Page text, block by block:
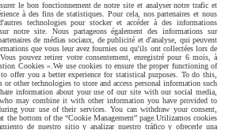
le bon fonctionnement de notre site et analyser notre trafic et
à des fins de statistiques. Pour cela, nos partenaires et nous
technologies pour stocker et accéder à des informations
notre site. Nous partageons également des informations sur
de médias sociaux, de publicité et d'analyse, qui peuvent
que vous leur avez fournies ou qu'ils ont collectées lors de
pouvez retirer votre consentement, enregistré pour 6 mois, à
Cookies ». We use cookies to ensure the proper functioning of
offer you a better experience for statistical purposes. To do this,
or other technologies to store and access personal information such
information about your use of our site with our social media,
may combine it with other information you have provided to
your use of their services. You can withdraw your consent,
bottom of the “Cookie Management” page. Utilizamos cookies
de nuestro sitio y analizar nuestro tráfico y ofrecerle una